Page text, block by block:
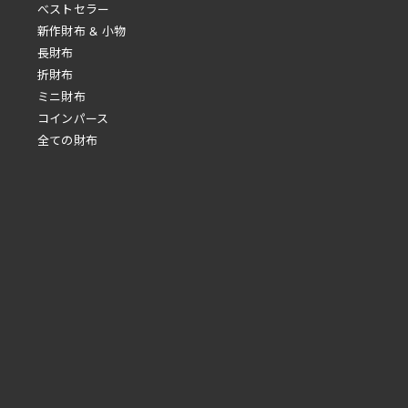
べストセラー
新作財布 & 小物
長財布
折財布
ミニ財布
コインパース
全ての財布